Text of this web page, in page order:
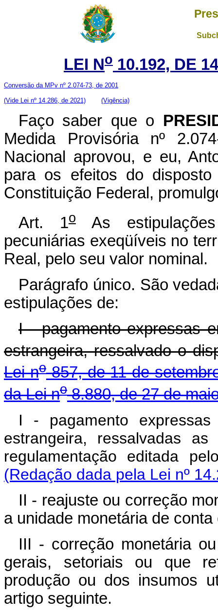
LEI No 10.192, DE
Conversão da MPv nº 2.074-73, de 2001
(Vide Lei nº 14.286, de 2021) (Vigência)
Faço saber que o
Medida Provisória nº
Nacional aprovou, e eu,
para os efeitos do
Constituição Federal,
Art. 1oAs
pecuniárias exeqüíveis no
Real, pelo seu valor nominal.
Parágrafo único. São
estipulações de:
I - pagamento expressas
estrangeira, ressalvado o
Lei no857, de 11 de
da Lei no8.880, de 27 de
I - pagamento
estrangeira, ressalvadas
regulamentação
(Redação dada pela Lei nº
II - reajuste ou correção
a unidade monetária de
III - correção monetária
gerais, setoriais ou que
produção ou dos insumos
artigo seguinte.